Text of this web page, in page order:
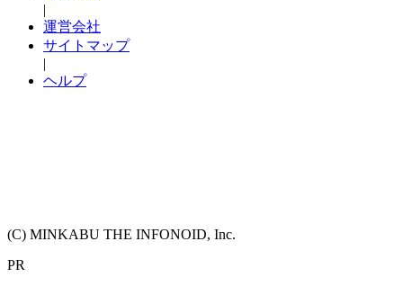
|
運営会社
サイトマップ
|
ヘルプ
(C) MINKABU THE INFONOID, Inc.
PR